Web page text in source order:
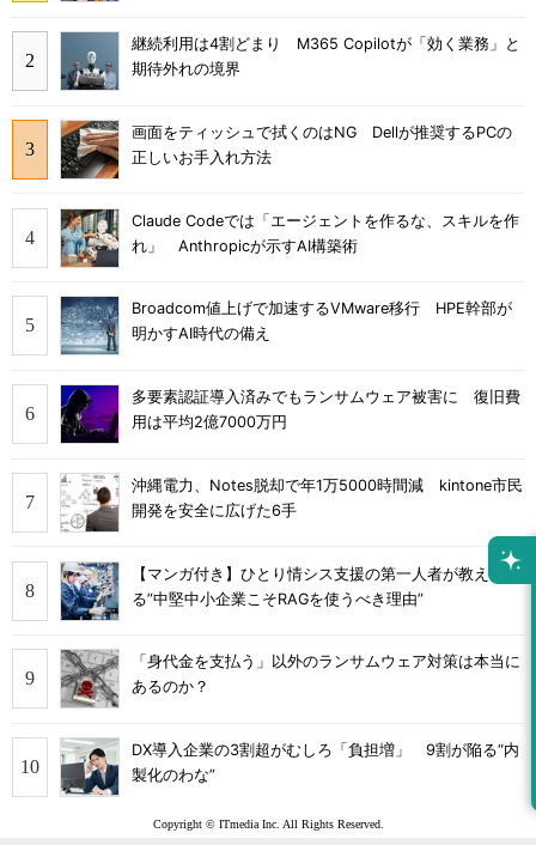
継続利用は4割どまり M365 Copilotが「効く業務」と
期待外れの境界
画面をティッシュで拭くのはNG Dellが推奨するPCの
正しいお手入れ方法
Claude Codeでは「エージェントを作るな、スキルを作
れ」 Anthropicが示すAI構築術
Broadcom値上げで加速するVMware移行 HPE幹部が
明かすAI時代の備え
多要素認証導入済みでもランサムウェア被害に 復旧費
用は平均2億7000万円
沖縄電力、Notes脱却で年1万5000時間減 kintone市民
開発を安全に広げた6手
【マンガ付き】ひとり情シス支援の第一人者が教え
る”中堅中小企業こそRAGを使うべき理由”
「身代金を支払う」以外のランサムウェア対策は本当に
あるのか？
DX導入企業の3割超がむしろ「負担増」 9割が陥る“内
製化のわな”
Copyright © ITmedia Inc. All Rights Reserved.